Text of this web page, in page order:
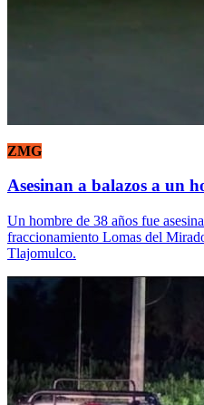
ZMG
Asesinan a balazos a un
Un hombre de 38 años fue
fraccionamiento Lomas del
Tlajomulco.